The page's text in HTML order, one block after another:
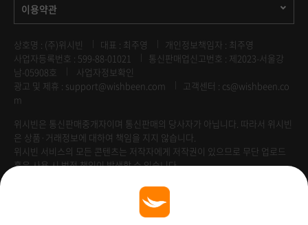
이용약관
상호명 : (주)위시빈 대표 : 최주영
개인정보책임자 : 최주영
사업자등록번호 : 599-88-01021
통신판매업신고번호 : 제2023-서울강
남-05908호
사업자정보확인
광고 및 제휴 : support@wishbeen.com
고객센터 : cs@wishbeen.co
m
위시빈은 통신판매중개자이며 통신판매의 당사자가 아닙니다. 따라서 위시빈
은 상품·거래정보에 대하여 책임을 지지 않습니다.
위시빈 서비스의 모든 콘텐츠는 저작자에게 저작권이 있으므로 무단 업로드
혹은 사용 시 법적 책임이 발생할 수 있습니다.